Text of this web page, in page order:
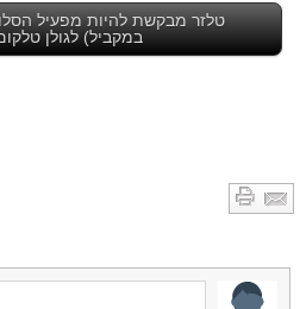
טלזר מבקשת להיות מפעיל
במקביל) לגולן